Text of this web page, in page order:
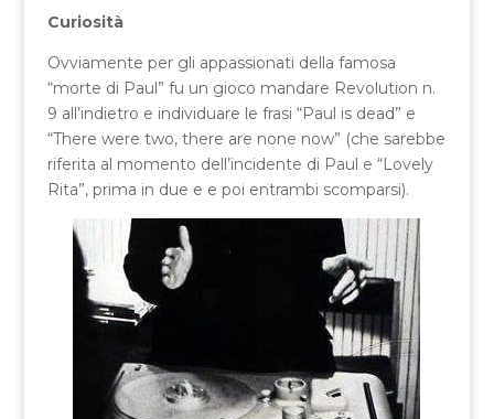
Curiosità
Ovviamente per gli appassionati della famosa
“morte di Paul” fu un gioco mandare Revolution n.
9 all’indietro e individuare le frasi “Paul is dead” e
“There were two, there are none now” (che sarebbe
riferita al momento dell’incidente di Paul e “Lovely
Rita”, prima in due e e poi entrambi scomparsi).